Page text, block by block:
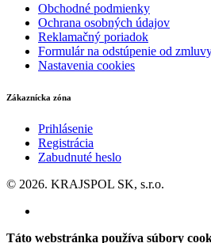
Obchodné podmienky
Ochrana osobných údajov
Reklamačný poriadok
Formulár na odstúpenie od
Nastavenia cookies
Zákaznícka zóna
Prihlásenie
Registrácia
Zabudnuté heslo
© 2026. KRAJSPOL SK, s.r.o.
Táto webstránka používa súbory